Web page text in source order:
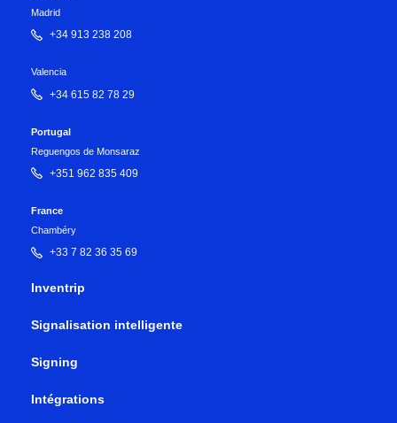
Madrid
+34 913 238 208
Valencia
+34 615 82 78 29
Portugal
Reguengos de Monsaraz
+351 962 835 409
France
Chambéry
+33 7 82 36 35 69
Inventrip
Signalisation intelligente
Signing
Intégrations